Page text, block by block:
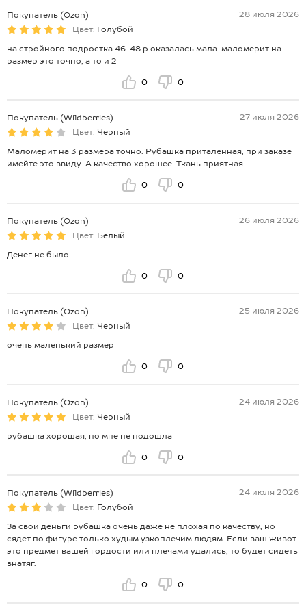
Покупатель (Ozon)
28 июля 2026
Цвет: Голубой
на стройного подростка 46-48 р оказалась мала. маломерит на
размер это точно, а то и 2
0 0
Покупатель (Wildberries)
27 июля 2026
Цвет: Черный
Маломерит на 3 размера точно. Рубашка приталенная, при заказе
имейте это ввиду. А качество хорошее. Ткань приятная.
0 0
Покупатель (Ozon)
26 июля 2026
Цвет: Белый
Денег не было
0 0
Покупатель (Ozon)
25 июля 2026
Цвет: Черный
очень маленький размер
0 0
Покупатель (Ozon)
24 июля 2026
Цвет: Черный
рубашка хорошая, но мне не подошла
0 0
Покупатель (Wildberries)
24 июля 2026
Цвет: Голубой
За свои деньги рубашка очень даже не плохая по качеству, но
сядет по фигуре только худым узкоплечим людям. Если ваш живот
это предмет вашей гордости или плечами удались, то будет сидеть
внатяг.
0 0